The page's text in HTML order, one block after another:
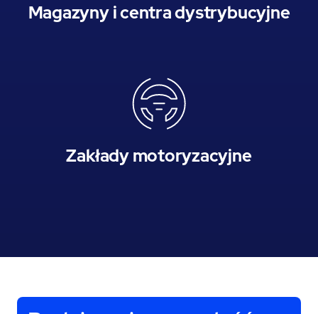
Magazyny i centra dystrybucyjne
Zakłady motoryzacyjne